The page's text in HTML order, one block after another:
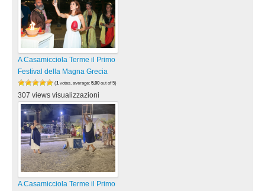
A Casamicciola Terme il Primo
Festival della Magna Grecia
(1 votes, average: 5,00 out of 5)
307 views visualizzazioni
A Casamicciola Terme il Primo